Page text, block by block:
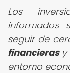
Los
informados
seguir de
financierasy
entorno